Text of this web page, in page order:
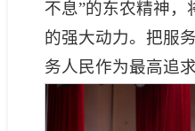
不息”的东农精神，
的强大动力。把服
务人民作为最高追求